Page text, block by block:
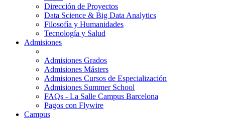
Dirección de Proyectos
Data Science & Big Data Analytics
Filosofía y Humanidades
Tecnología y Salud
Admisiones
Admisiones Grados
Admisiones Másters
Admisiones Cursos de Especialización
Admisiones Summer School
FAQs - La Salle Campus Barcelona
Pagos con Flywire
Campus